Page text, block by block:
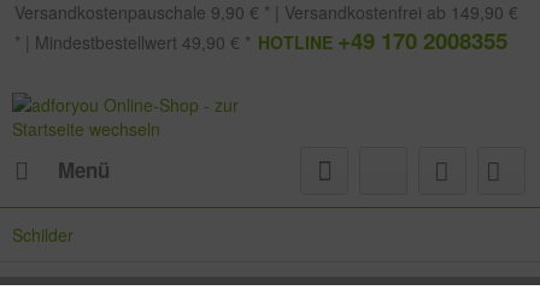
Versandkostenpauschale 9,90 € * | Versandkostenfrei ab 149,90 €
* | Mindestbestellwert 49,90 € * HOTLINE +49 170 2008355
Menü
Schilder